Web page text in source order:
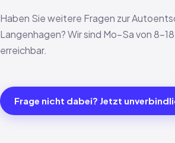
Haben Sie weitere Fragen zur
Langenhagen? Wir sind Mo–Sa von
erreichbar.
Frage nicht dabei? Jetzt